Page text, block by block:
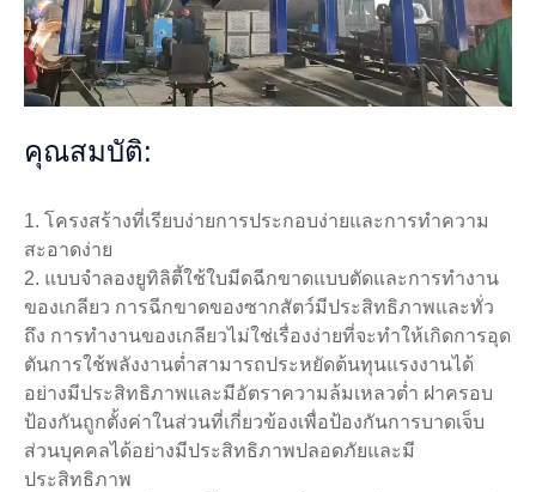
คุณสมบัติ:
1. โครงสร้างที่เรียบง่ายการประกอบง่ายและการทำความ
สะอาดง่าย
2. แบบจำลองยูทิลิตี้ใช้ใบมีดฉีกขาดแบบตัดและการทำงาน
ของเกลียว การฉีกขาดของซากสัตว์มีประสิทธิภาพและทั่ว
ถึง การทำงานของเกลียวไม่ใช่เรื่องง่ายที่จะทำให้เกิดการอุด
ตันการใช้พลังงานต่ำสามารถประหยัดต้นทุนแรงงานได้
อย่างมีประสิทธิภาพและมีอัตราความล้มเหลวต่ำ ฝาครอบ
ป้องกันถูกตั้งค่าในส่วนที่เกี่ยวข้องเพื่อป้องกันการบาดเจ็บ
ส่วนบุคคลได้อย่างมีประสิทธิภาพปลอดภัยและมี
ประสิทธิภาพ